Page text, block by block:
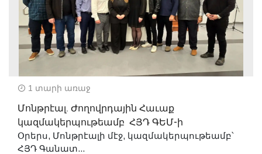
1 տարի առաջ
Մոնթրէալ. Ժողովրդային Հաւաք
կազմակերպութեամբ ՀՅԴ ԳԵՄ-ի
Օրերս, Մոնթրէալի մէջ, կազմակերպութեամբ՝
ՀՅԴ Գանատ...